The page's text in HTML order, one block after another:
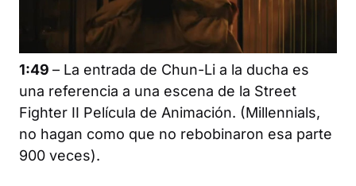
1:49 – La entrada de Chun-Li a la ducha es
una referencia a una escena de la Street
Fighter II Película de Animación. (Millennials,
no hagan como que no rebobinaron esa parte
900 veces).